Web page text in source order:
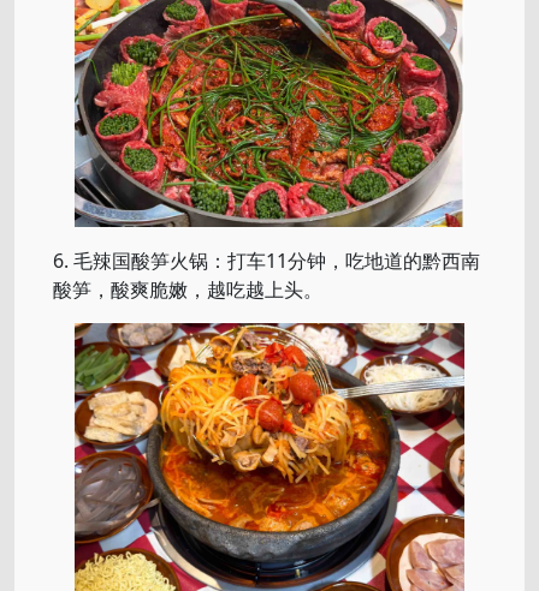
6. 毛辣国酸笋火锅：打车11分钟，吃地道的黔西南
酸笋，酸爽脆嫩，越吃越上头。